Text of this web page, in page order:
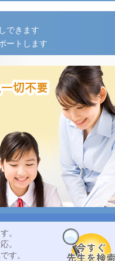
できます
ートします
。
。
す。